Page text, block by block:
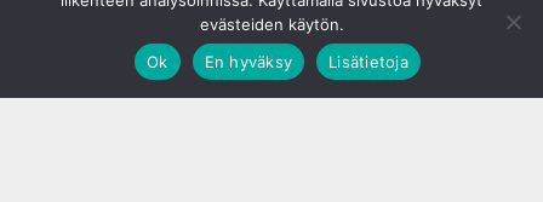
evästeiden käytön.
Ok
En hyväksy Lisätietoja